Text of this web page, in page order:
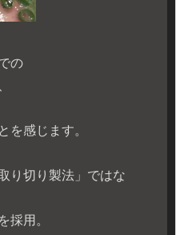
の
を感じます。
り切り製法」ではな
採用。